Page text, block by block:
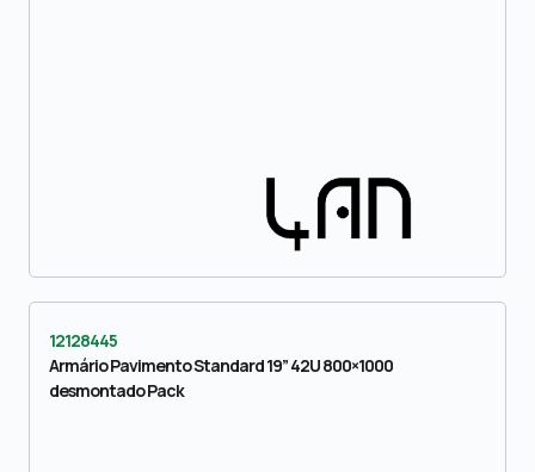
12128445
Armário Pavimento Standard 19” 42U 800×1000
desmontado Pack